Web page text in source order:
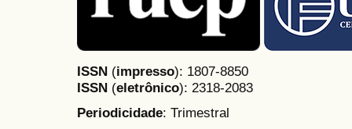
ISSN (impresso): 1807-8850
ISSN (eletrônico): 2318-2083
Periodicidade: Trimestral